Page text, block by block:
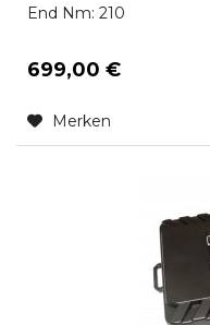
End Nm: 210
699,00 €
Merken